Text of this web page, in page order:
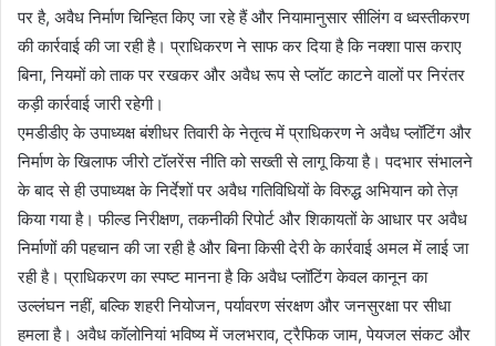
पर है, अवैध निर्माण चिन्हित किए जा रहे हैं और नियामानुसार सीलिंग व ध्वस्तीकरण
की कार्रवाई की जा रही है। प्राधिकरण ने साफ कर दिया है कि नक्शा पास कराए
बिना, नियमों को ताक पर रखकर और अवैध रूप से प्लॉट काटने वालों पर निरंतर
कड़ी कार्रवाई जारी रहेगी।
एमडीडीए के उपाध्यक्ष बंशीधर तिवारी के नेतृत्व में प्राधिकरण ने अवैध प्लॉटिंग और
निर्माण के खिलाफ जीरो टॉलरेंस नीति को सख्ती से लागू किया है। पदभार संभालने
के बाद से ही उपाध्यक्ष के निर्देशों पर अवैध गतिविधियों के विरुद्ध अभियान को तेज़
किया गया है। फील्ड निरीक्षण, तकनीकी रिपोर्ट और शिकायतों के आधार पर अवैध
निर्माणों की पहचान की जा रही है और बिना किसी देरी के कार्रवाई अमल में लाई जा
रही है। प्राधिकरण का स्पष्ट मानना है कि अवैध प्लॉटिंग केवल कानून का
उल्लंघन नहीं, बल्कि शहरी नियोजन, पर्यावरण संरक्षण और जनसुरक्षा पर सीधा
हमला है। अवैध कॉलोनियां भविष्य में जलभराव, ट्रैफिक जाम, पेयजल संकट और